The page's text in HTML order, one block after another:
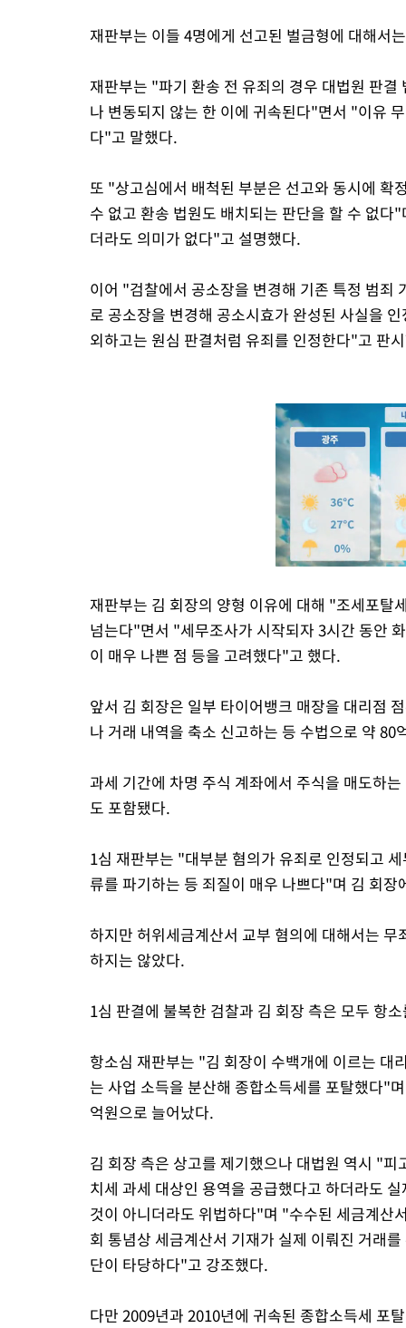
재판부는 이들 4명에게 선고된 벌금형에 대해서
재판부는 "파기 환송 전 유죄의 경우 대법원 판
나 변동되지 않는 한 이에 귀속된다"면서 "이유
다"고 말했다.
또 "상고심에서 배척된 부분은 선고와 동시에 확
수 없고 환송 법원도 배치되는 판단을 할 수 없
더라도 의미가 없다"고 설명했다.
이어 "검찰에서 공소장을 변경해 기존 특정 범죄
로 공소장을 변경해 공소시효가 완성된 사실을
외하고는 원심 판결처럼 유죄를 인정한다"고 판
재판부는 김 회장의 양형 이유에 대해 "조세포탈
넘는다"면서 "세무조사가 시작되자 3시간 동안
이 매우 나쁜 점 등을 고려했다"고 했다.
앞서 김 회장은 일부 타이어뱅크 매장을 대리점
나 거래 내역을 축소 신고하는 등 수법으로 약
과세 기간에 차명 주식 계좌에서 주식을 매도하
도 포함됐다.
1심 재판부는 "대부분 혐의가 유죄로 인정되고
류를 파기하는 등 죄질이 매우 나쁘다"며 김 회
하지만 허위세금계산서 교부 혐의에 대해서는
하지는 않았다.
1심 판결에 불복한 검찰과 김 회장 측은 모두 항
항소심 재판부는 "김 회장이 수백개에 이르는 대
는 사업 소득을 분산해 종합소득세를 포탈했다"
억원으로 늘어났다.
김 회장 측은 상고를 제기했으나 대법원 역시 "
치세 과세 대상인 용역을 공급했다고 하더라도
것이 아니더라도 위법하다"며 "수수된 세금계산
회 통념상 세금계산서 기재가 실제 이뤄진 거래
단이 타당하다"고 강조했다.
다만 2009년과 2010년에 귀속된 종합소득세 포